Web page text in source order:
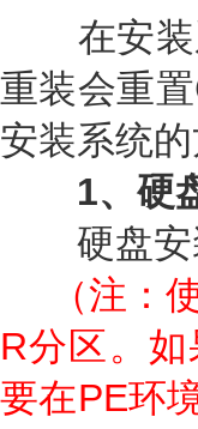
在安装
重装会重
安装系统
1、硬
硬盘安
（注：
R分区。
要在PE环